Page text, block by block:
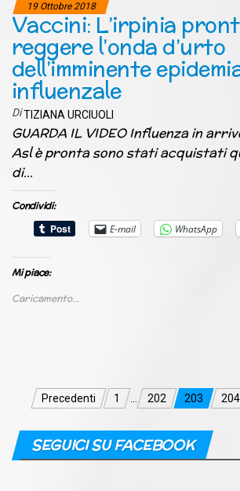
19 Ottobre 2018
Vaccini: L’irpinia
reggere l’onda d’urto
dell’imminente
influenzale
DiTIZIANA URCIUOLI
GUARDA IL VIDEO Influenza in
Asl è pronta sono stati acquistati
di…
Condividi:
E-mail
WhatsApp
Mi piace:
Caricamento...
Navigazione
articoli
Precedenti 1 … 202 203 204
SEGUICI SU FACEBOOK